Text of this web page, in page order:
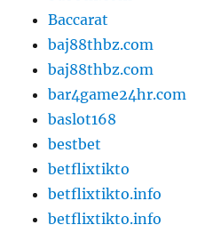
Baccarat
baj88thbz.com
baj88thbz.com
bar4game24hr.com
baslot168
bestbet
betflixtikto
betflixtikto.info
betflixtikto.info